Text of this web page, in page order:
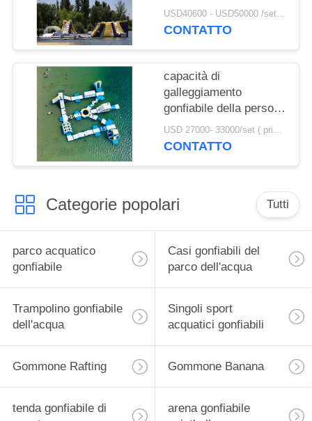
per gli
adulti/attrezzature
USD40600 - USD50000 /set ( price just for reference, detailed prices need to be confirmed） MOQ:1 set o parti di tutto il parco
CONTATTO
capacità di
galleggiamento
gonfiabile della persona
dei giochi 100 del
parco dell'acqua della
USD 27000- 33000/set ( price just for reference, detailed prices need to be confirmed) MOQ:1 set o parti di tutto il parco
CONTATTO
Categorie popolari Tutti
parco acquatico
gonfiabile
Casi gonfiabili del
parco dell'acqua
Trampolino gonfiabile
dell'acqua
Singoli sport
acquatici gonfiabili
Gommone Rafting Gommone Banana
tenda gonfiabile di
arena gonfiabile